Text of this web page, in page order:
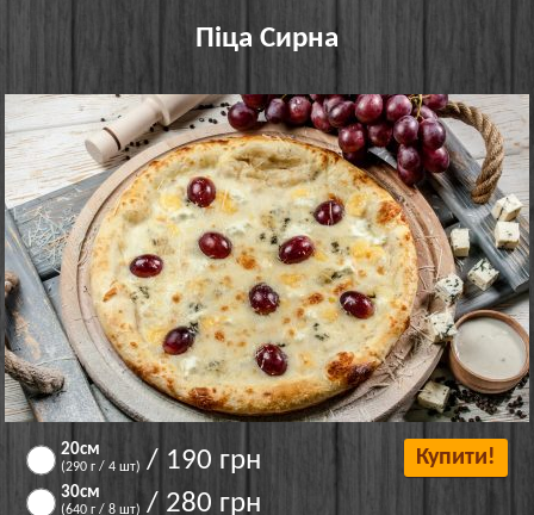
Піца Сирна
20см
(290 г / 4 шт) / 190 грн
30см
(640 г / 8 шт) / 280 грн
Купити!